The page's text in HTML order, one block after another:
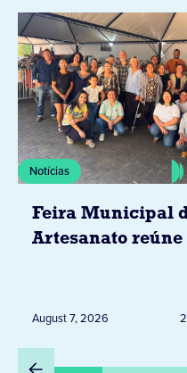
Notícias
Feira Municipal
Artesanato reúne
August 7, 2026